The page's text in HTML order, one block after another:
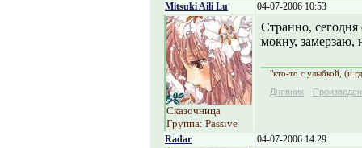
Mitsuki Aili Lu 04-07-2006 10:53
Сказочница
Группа: Passive
Странно,
мокну, замерзаю,
"кто-то с улыбкой, (и
Дневник
Radar 04-07-2006 14:29